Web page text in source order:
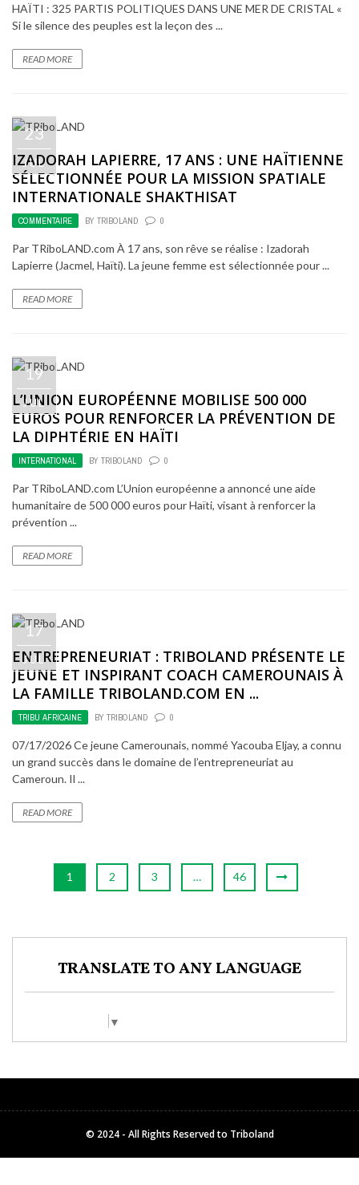
HAÏTI : 325 PARTIS POLITIQUES DANS UNE MER DE CRISTAL «
Si le silence des peuples est la leçon des ...
READ MORE
23
JUL
IZADORAH LAPIERRE, 17 ANS : UNE HAÏTIENNE
SÉLECTIONNÉE POUR LA MISSION SPATIALE
INTERNATIONALE SHAKTHISAT
COMMENTAIRE BY TRIBOLAND 0
Par TRiboLAND.com À 17 ans, son rêve se réalise : Izadorah
Lapierre (Jacmel, Haïti). La jeune femme est sélectionnée pour ...
READ MORE
19
JUL
L’UNION EUROPÉENNE MOBILISE 500 000
EUROS POUR RENFORCER LA PRÉVENTION DE
LA DIPHTÉRIE EN HAÏTI
INTERNATIONAL BY TRIBOLAND 0
Par TRiboLAND.com L’Union européenne a annoncé une aide
humanitaire de 500 000 euros pour Haïti, visant à renforcer la
prévention ...
READ MORE
17
JUL
ENTREPRENEURIAT : TRIBOLAND PRÉSENTE LE
JEUNE ET INSPIRANT COACH CAMEROUNAIS À
LA FAMILLE TRIBOLAND.COM EN ...
TRIBU AFRICAINE BY TRIBOLAND 0
07/17/2026 Ce jeune Camerounais, nommé Yacouba Eljay, a connu
un grand succès dans le domaine de l’entrepreneuriat au
Cameroun. Il ...
READ MORE
1 2 3 … 46
TRANSLATE TO ANY LANGUAGE
▼
© 2024 - All Rights Reserved to Triboland